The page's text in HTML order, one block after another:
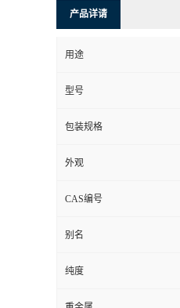
产品详请
用途
型号
包装规格
外观
CAS编号
别名
纯度